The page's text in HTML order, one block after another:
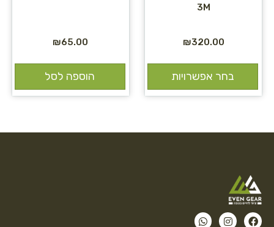
3M
₪320.00
בחר אפשרויות
₪65.00
הוספה לסל